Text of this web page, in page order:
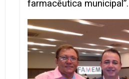
farmacêutica municipal”.